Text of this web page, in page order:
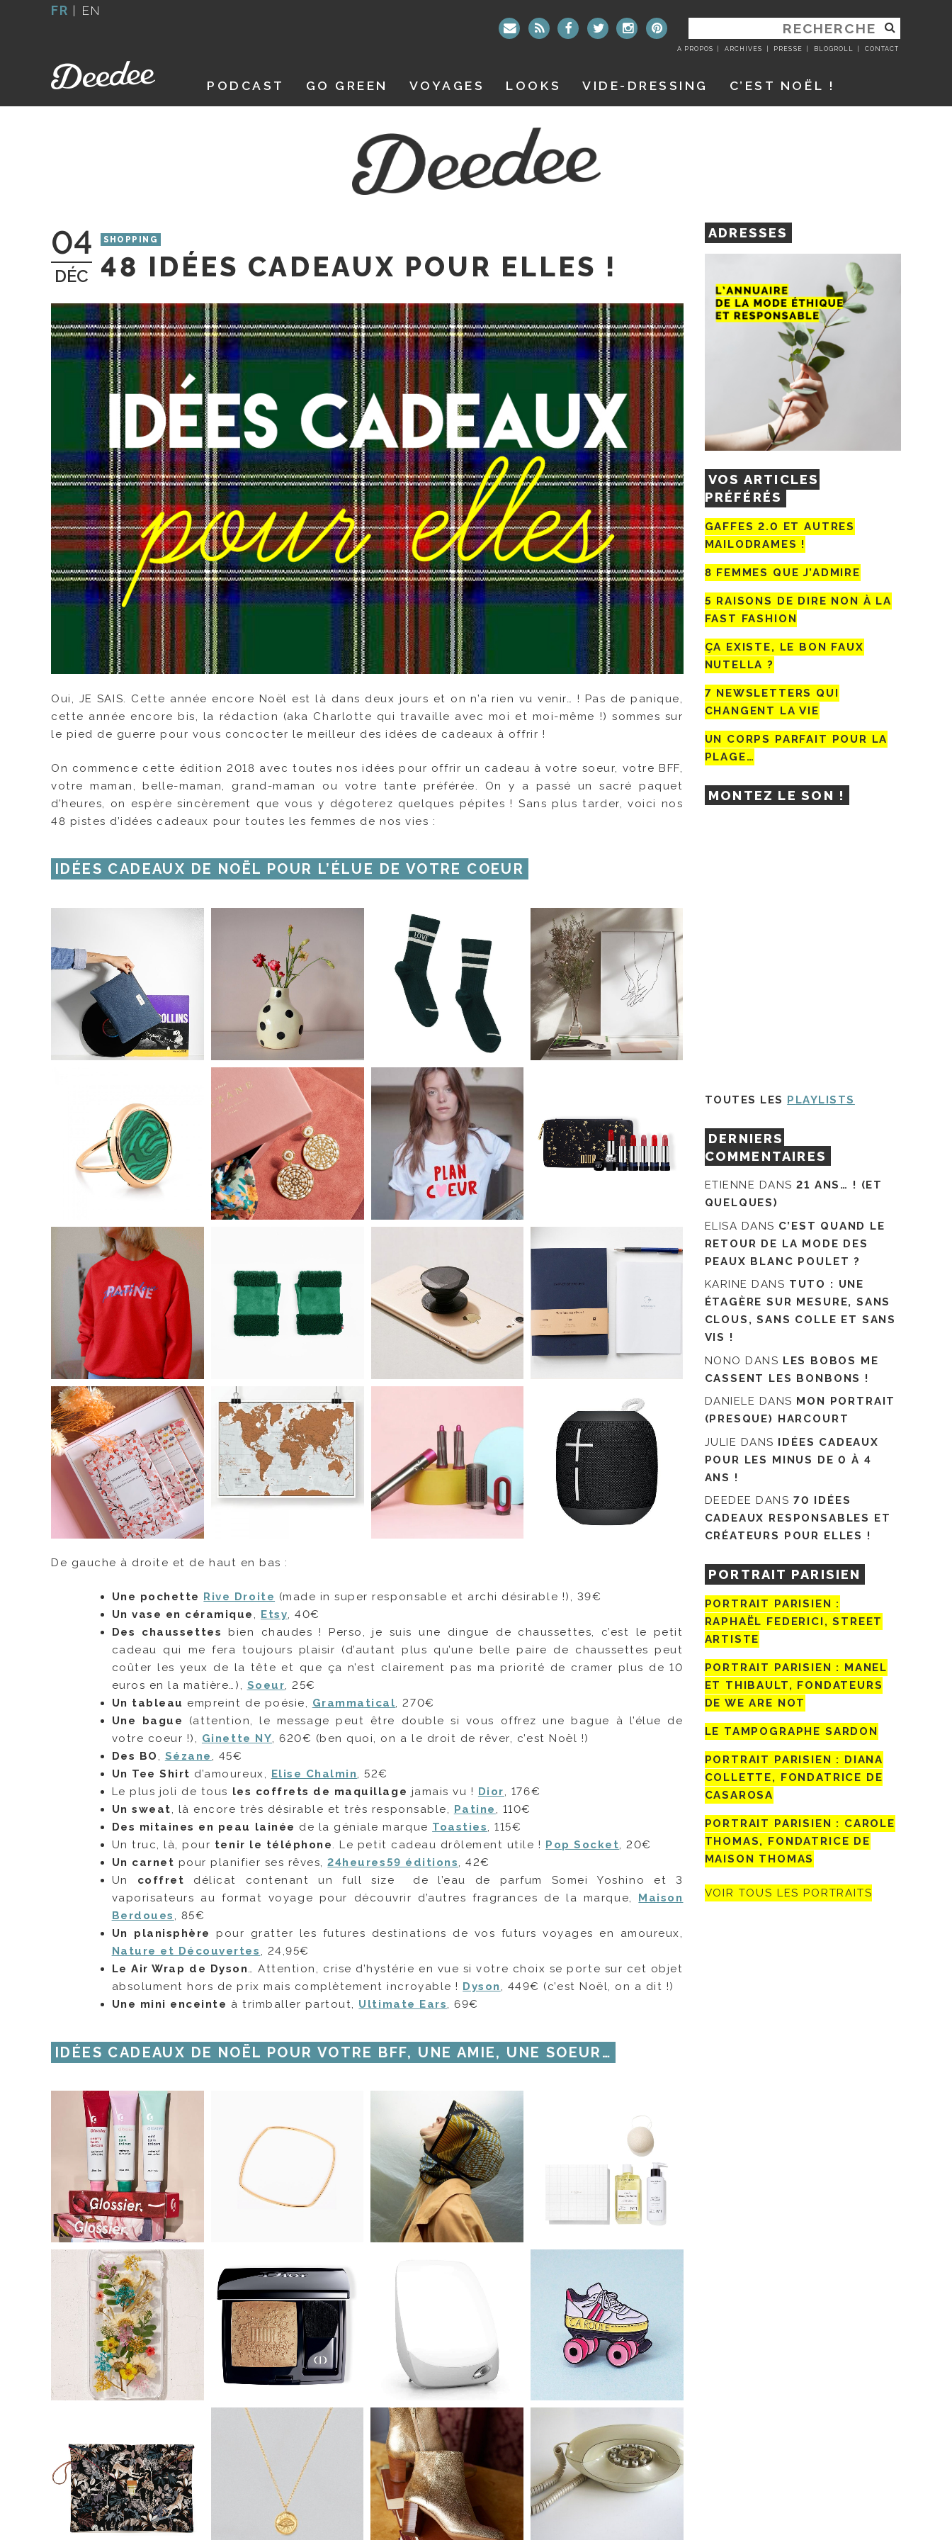
FR | EN
RECHERCHER
:
A PROPOS ARCHIVES PRESSE BLOGROLL CONTACT
PODCAST GO GREEN VOYAGES LOOKS VIDE-DRESSING C’EST NOËL !
04
DÉC
SHOPPING
48 IDÉES CADEAUX POUR ELLES !
Oui, JE SAIS. Cette année encore Noël est là dans deux jours et on n’a rien vu venir… ! Pas de panique,
cette année encore bis, la rédaction (aka Charlotte qui travaille avec moi et moi-même !) sommes sur
le pied de guerre pour vous concocter le meilleur des idées de cadeaux à offrir !
On commence cette édition 2018 avec toutes nos idées pour offrir un cadeau à votre soeur, votre BFF,
votre maman, belle-maman, grand-maman ou votre tante préférée. On y a passé un sacré paquet
d’heures, on espère sincèrement que vous y dégoterez quelques pépites ! Sans plus tarder, voici nos
48 pistes d’idées cadeaux pour toutes les femmes de nos vies :
IDÉES CADEAUX DE NOËL POUR L’ÉLUE DE VOTRE COEUR
De gauche à droite et de haut en bas :
Une pochette Rive Droite (made in super responsable et archi désirable !), 39€
Un vase en céramique , Etsy, 40€
Des chaussettes
bien chaudes ! Perso, je suis une dingue de chaussettes, c’est le petit
cadeau qui me fera toujours plaisir (d’autant plus qu’une belle paire de chaussettes peut
coûter les yeux de la tête et que ça n’est clairement pas ma priorité de cramer plus de 10
euros en la matière…), Soeur, 25€
Un tableau empreint de poésie, Grammatical, 270€
Une bague
(attention, le message peut être double si vous offrez une bague à l’élue de
votre coeur !), Ginette NY, 620€ (ben quoi, on a le droit de rêver, c’est Noël !)
Des BO , Sézane , 45€
Un Tee Shirt d’amoureux, Elise Chalmin, 52€
Le plus joli de tous les coffrets de maquillage jamais vu ! Dior, 176€
Un sweat, là encore très désirable et très responsable, Patine , 110€
Des mitaines en peau lainée de la géniale marque Toasties, 115€
Un truc, là, pour tenir le téléphone. Le petit cadeau drôlement utile ! Pop Socket, 20€
Un carnet pour planifier ses rêves,24heures59 éditions, 42€
Un coffret délicat contenant un full size de l’eau de parfum Somei Yoshino et 3
vaporisateurs au format voyage pour découvrir d’autres fragrances de la marque, Maison
Berdoues , 85€
Un planisphère pour gratter les futures destinations de vos futurs voyages en amoureux,
Nature et Découvertes , 24,95€
Le Air Wrap de Dyson… Attention, crise d’hystérie en vue si votre choix se porte sur cet objet
absolument hors de prix mais complètement incroyable ! Dyson , 449€ (c’est Noël, on a dit !)
Une mini enceinte à trimballer partout, Ultimate Ears, 69€
IDÉES CADEAUX DE NOËL POUR VOTRE BFF, UNE AMIE, UNE SOEUR…
ADRESSES
VOS ARTICLES
PRÉFÉRÉS
GAFFES 2.0 ET AUTRES
MAILODRAMES !
8 FEMMES QUE J’ADMIRE
5 RAISONS DE DIRE NON À LA
FAST FASHION
ÇA EXISTE, LE BON FAUX
NUTELLA ?
7 NEWSLETTERS QUI
CHANGENT LA VIE
UN CORPS PARFAIT POUR LA
PLAGE…
MONTEZ LE SON !
TOUTES LES PLAYLISTS
DERNIERS
COMMENTAIRES
ETIENNE DANS21 ANS… ! (ET
QUELQUES)
ELISA DANS C’EST QUAND LE
RETOUR DE LA MODE DES
PEAUX BLANC POULET ?
KARINE DANS TUTO : UNE
ÉTAGÈRE SUR MESURE, SANS
CLOUS, SANS COLLE ET SANS
VIS !
NONO DANS LES BOBOS ME
CASSENT LES BONBONS !
DANIELE DANS MON PORTRAIT
(PRESQUE) HARCOURT
JULIE DANS IDÉES CADEAUX
POUR LES MINUS DE 0 À 4
ANS !
DEEDEE DANS 70 IDÉES
CADEAUX RESPONSABLES ET
CRÉATEURS POUR ELLES !
PORTRAIT PARISIEN
PORTRAIT PARISIEN :
RAPHAËL FEDERICI, STREET
ARTISTE
PORTRAIT PARISIEN : MANEL
ET THIBAULT, FONDATEURS
DE WE ARE NOT
LE TAMPOGRAPHE SARDON
PORTRAIT PARISIEN : DIANA
COLLETTE, FONDATRICE DE
CASAROSA
PORTRAIT PARISIEN : CAROLE
THOMAS, FONDATRICE DE
MAISON THOMAS
VOIR TOUS LES PORTRAITS